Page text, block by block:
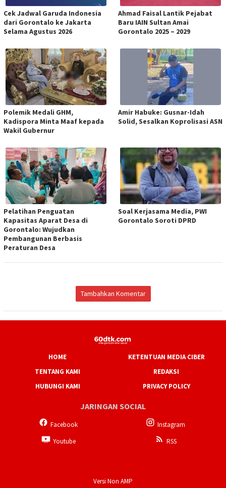
Cek Jadwal Garuda Indonesia
dari Gorontalo ke Jakarta
Selama Agustus 2026
Ahmad Faisal Lantik Pejabat
Baru IAIN Sultan Amai
Gorontalo 2025 – 2029
Polemik Medali GHM,
Kadispora Minta Maaf kepada
Wakil Gubernur
Amir Habuke: Gusnar-Idah
Solid, Sesalkan Koprolisasi ASN
Pelatihan Penguatan
Kapasitas Aparat Desa di
Gorontalo: Wujudkan
Pembangunan Berbasis
Peraturan Desa
Soal Kerjasama Media, PWI
Gorontalo Soroti DPRD
Tambahkan Komentar
HOME
KETENTUAN MEDIA CIBER
TENTANG KAMI
REDAKSI
HUBUNGI KAMI
PRIVACY POLICY
JARINGAN SOCIAL
Facebook
Instagram
Youtube
RSS
Versi Non AMP